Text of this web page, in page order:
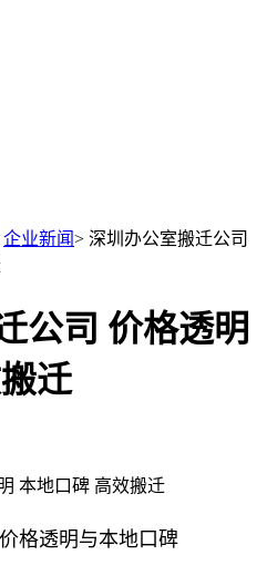
企业新闻> 深圳办公室搬迁公司
公司 价格透明
迁
本地口碑 高效搬迁
格透明与本地口碑